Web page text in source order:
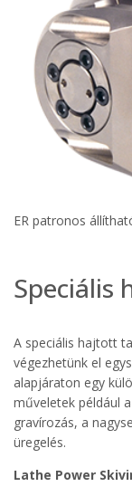
ER patronos
Speciális
A speciális hajtott
végezhetünk el
alapjáraton egy
műveletek például
gravírozás, a
üregelés.
Lathe Power